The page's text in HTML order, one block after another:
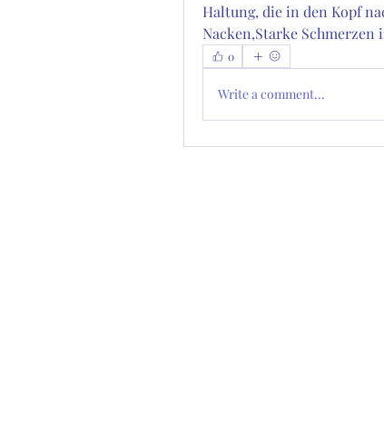
Haltung, die in den Kopf
Nacken,Starke
0
Write a comment...